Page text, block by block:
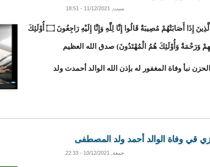
سبت, 11/12/2021 - 18:51
(وَبَشِّرِ الصَّابِرِينَ ۝ الَّذِينَ إِذَا أَصَابَتْهُمْ مُصِيبَةٌ قَالُوا إِنَّا لِلَّهِ وَإِنَّا إِلَيْهِ رَاجِعُونَ ۝ أُوْلَئِكَ
وَرَحْمَةٌ وَأُوْلَئِكَ هُمُ الْمُهْتَدُونَ) صدق الله العظيم
نبأ وفاة المغفور له بإذن الله الوالد أحمدت ولد
قي وفاة الوالد أحمد ولد المصطفى
جمعة, 10/12/2021 - 22:33